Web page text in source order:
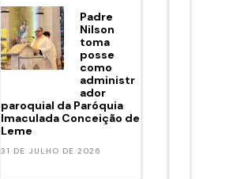
Padre
Nilson
toma
posse
como
administr
ador
paroquial da Paróquia
Imaculada Conceição de
Leme
31 DE JULHO DE 2026